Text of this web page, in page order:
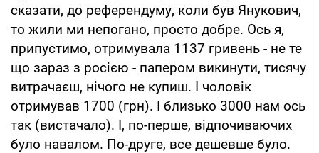
сказати, до референдуму, коли був Янукович,
то жили ми непогано, просто добре. Ось я,
припустимо, отримувала 1137 гривень - не те
що зараз з росією - папером викинути, тисячу
витрачаєш, нічого не купиш. І чоловік
отримував 1700 (грн). І близько 3000 нам ось
так (вистачало). І, по-перше, відпочиваючих
було навалом. По-друге, все дешевше було.